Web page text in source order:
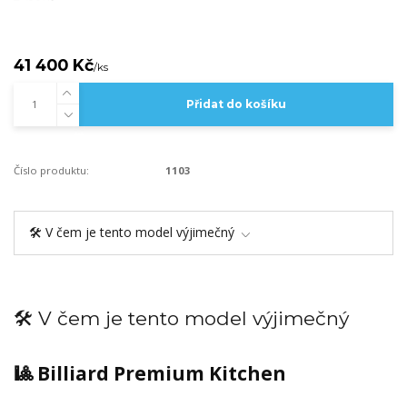
41 400 Kč/ks
Přidat do košíku
Číslo produktu: 1103
🛠️ V čem je tento model výjimečný
🛠️ V čem je tento model výjimečný
🎱 Billiard Premium Kitchen